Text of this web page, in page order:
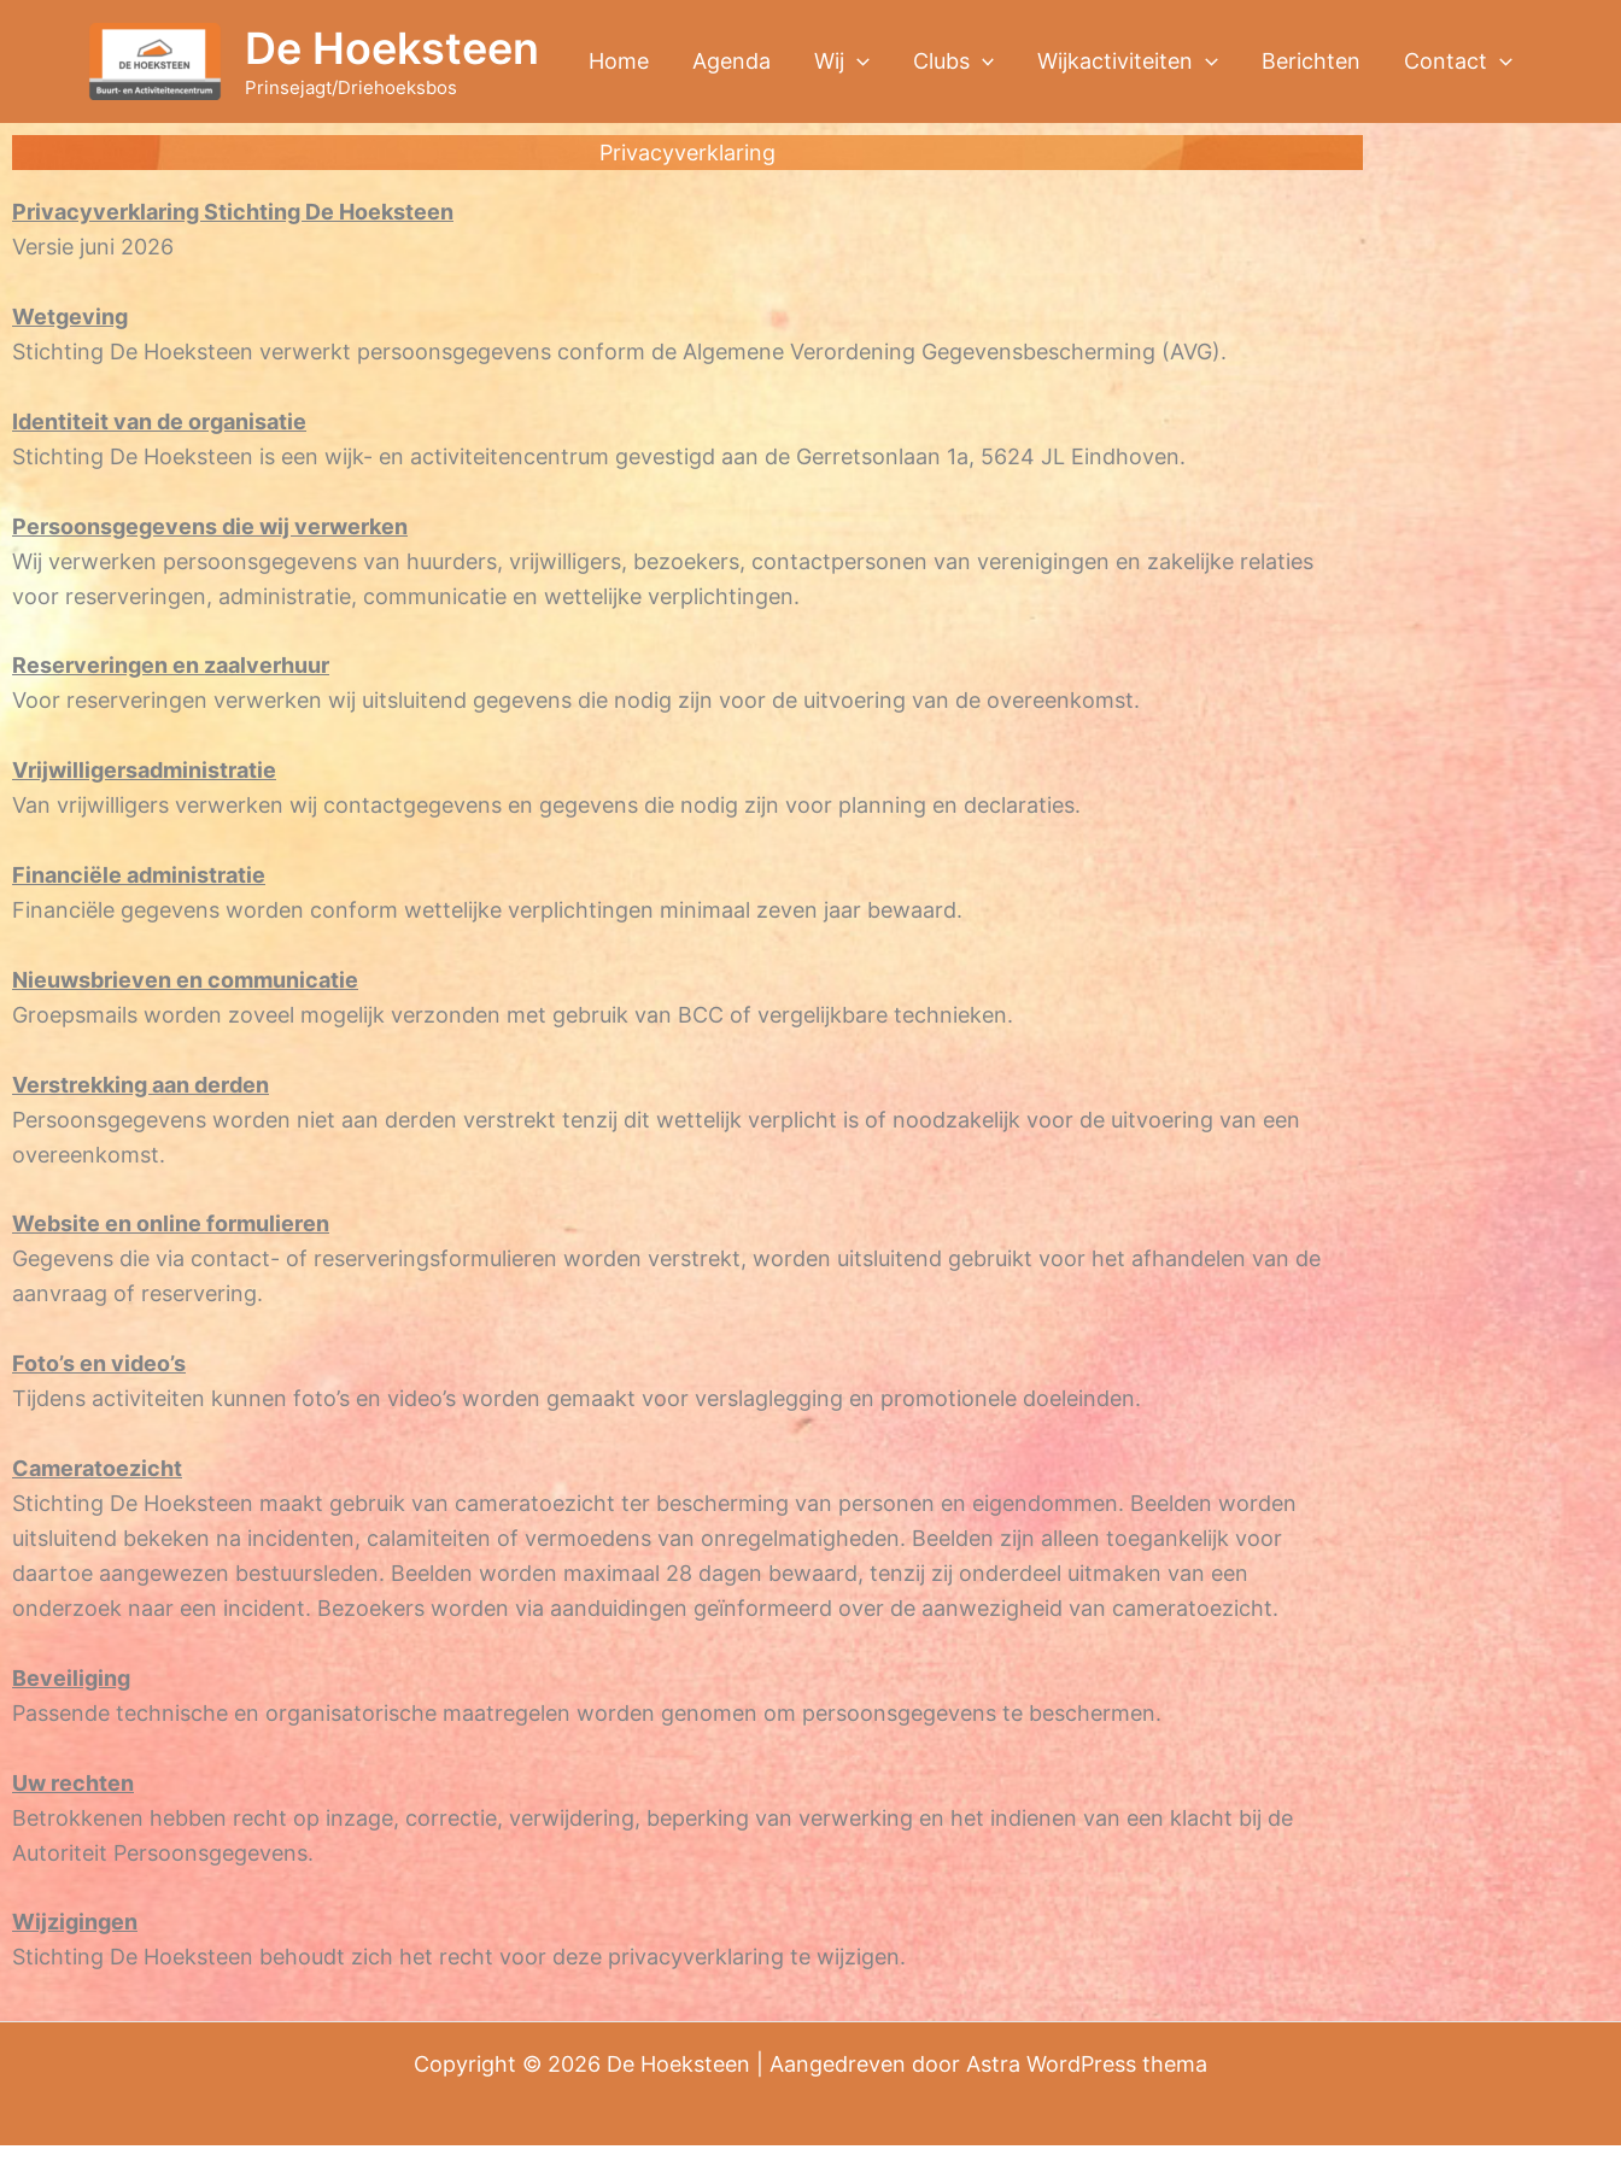
inhoud
De Hoeksteen
Prinsejagt/Driehoeksbos
Home Agenda Wij Clubs Wijkactiviteiten Berichten Contact
Privacyverklaring
Privacyverklaring Stichting De Hoeksteen
Versie juni 2026
Wetgeving
Stichting De Hoeksteen verwerkt persoonsgegevens conform de Algemene Verordening Gegevensbescherming (AVG).
Identiteit van de organisatie
Stichting De Hoeksteen is een wijk- en activiteitencentrum gevestigd aan de Gerretsonlaan 1a, 5624 JL Eindhoven.
Persoonsgegevens die wij verwerken
Wij verwerken persoonsgegevens van huurders, vrijwilligers, bezoekers, contactpersonen van verenigingen en zakelijke relaties
voor reserveringen, administratie, communicatie en wettelijke verplichtingen.
Reserveringen en zaalverhuur
Voor reserveringen verwerken wij uitsluitend gegevens die nodig zijn voor de uitvoering van de overeenkomst.
Vrijwilligersadministratie
Van vrijwilligers verwerken wij contactgegevens en gegevens die nodig zijn voor planning en declaraties.
Financiële administratie
Financiële gegevens worden conform wettelijke verplichtingen minimaal zeven jaar bewaard.
Nieuwsbrieven en communicatie
Groepsmails worden zoveel mogelijk verzonden met gebruik van BCC of vergelijkbare technieken.
Verstrekking aan derden
Persoonsgegevens worden niet aan derden verstrekt tenzij dit wettelijk verplicht is of noodzakelijk voor de uitvoering van een
overeenkomst.
Website en online formulieren
Gegevens die via contact- of reserveringsformulieren worden verstrekt, worden uitsluitend gebruikt voor het afhandelen van de
aanvraag of reservering.
Foto’s en video’s
Tijdens activiteiten kunnen foto’s en video’s worden gemaakt voor verslaglegging en promotionele doeleinden.
Cameratoezicht
Stichting De Hoeksteen maakt gebruik van cameratoezicht ter bescherming van personen en eigendommen. Beelden worden
uitsluitend bekeken na incidenten, calamiteiten of vermoedens van onregelmatigheden. Beelden zijn alleen toegankelijk voor
daartoe aangewezen bestuursleden. Beelden worden maximaal 28 dagen bewaard, tenzij zij onderdeel uitmaken van een
onderzoek naar een incident. Bezoekers worden via aanduidingen geïnformeerd over de aanwezigheid van cameratoezicht.
Beveiliging
Passende technische en organisatorische maatregelen worden genomen om persoonsgegevens te beschermen.
Uw rechten
Betrokkenen hebben recht op inzage, correctie, verwijdering, beperking van verwerking en het indienen van een klacht bij de
Autoriteit Persoonsgegevens.
Wijzigingen
Stichting De Hoeksteen behoudt zich het recht voor deze privacyverklaring te wijzigen.
Copyright © 2026 De Hoeksteen | Aangedreven door Astra WordPress thema